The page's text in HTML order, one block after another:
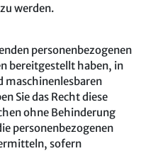
werden.
personenbezogenen
bereitgestellt haben, in
Sie das Recht diese
ohne Behinderung
personenbezogenen
sofern